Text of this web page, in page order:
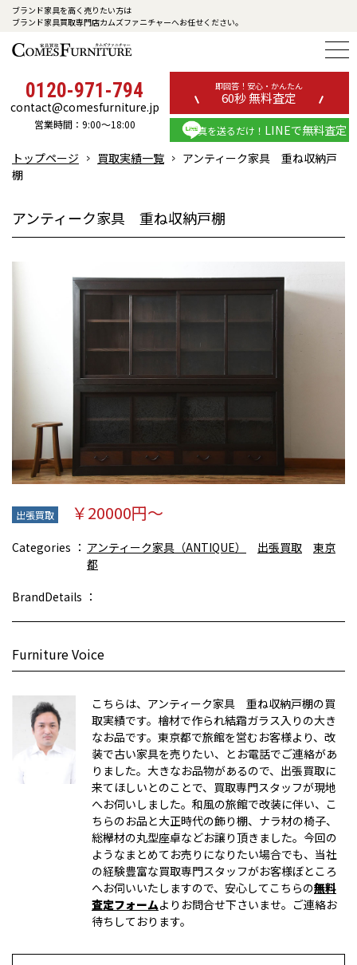
ブランド家具を高く売りたい方は
ブランド家具買取専門店カムズファニチャーへお任せください。
0120-971-794
contact@comesfurniture.jp
営業時間：9:00～18:00
即回答！安心・かんたん
60秒 無料査定
写真を送るだけ！ LINEで無料査定
トップページ 買取実績一覧
アンティーク家具 重ね収納戸
棚
アンティーク家具 重ね収納戸棚
出張買取 ￥20000円～
Categories アンティーク家具（ANTIQUE） 出張買取
東京
都
BrandDetails
Furniture Voice
こちらは、アンティーク家具 重ね収納戸棚の買
取実績です。檜材で作られ結霜ガラス入りの大き
なお品です。東京都で旅館を営むお客様より、改
装で古い家具を売りたい、とお電話でご連絡があ
りました。大きなお品物があるので、出張買取に
来てほしいとのことで、買取専門スタッフが現地
へお伺いしました。和風の旅館で改装に伴い、こ
ちらのお品と大正時代の飾り棚、ナラ材の椅子、
総欅材の丸型座卓などお譲り頂きました。今回の
ようなまとめてお売りになりたい場合でも、当社
の経験豊富な買取専門スタッフがお客様ぼところ
へお伺いいたしますので、安心してこちらの無料
査定フォームよりお問合せ下さいませ。ご連絡お
待ちしております。